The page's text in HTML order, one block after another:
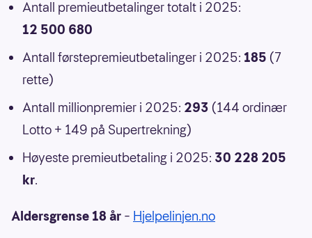
Antall premieutbetalinger totalt i 2025:
12 500 680
Antall førstepremieutbetalinger i 2025: 185 (7
rette)
Antall millionpremier i 2025: 293 (144 ordinær
Lotto + 149 på Supertrekning)
Høyeste premieutbetaling i 2025: 30 228 205
kr.
Aldersgrense 18 år – Hjelpelinjen.no